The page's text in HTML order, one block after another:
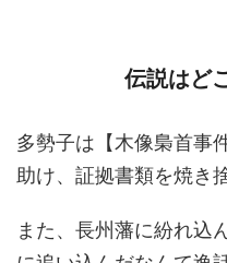
伝説はど
多勢子は【木像梟首事
助け、証拠書類を焼き
また、長州藩に紛れ込